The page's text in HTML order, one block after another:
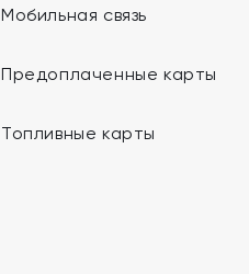
Мобильная связь
Предоплаченные карты
Топливные карты